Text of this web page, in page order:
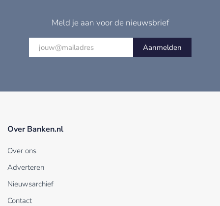
Meld je aan voor de nieuwsbrief
Aanmelden
Over Banken.nl
Over ons
Adverteren
Nieuwsarchief
Contact